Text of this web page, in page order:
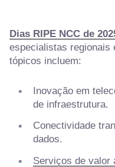
Dias RIPE NCC de
especialistas regionais
tópicos incluem:
Inovação em
de infraestrutura.
Conectividade
dados.
Serviços de valor